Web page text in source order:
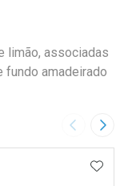
limão, associadas
fundo amadeirado
Imagem
FAVORITOS